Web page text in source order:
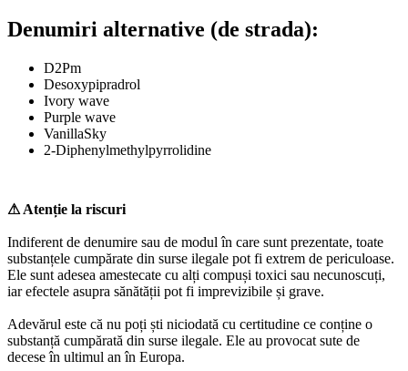
Denumiri alternative (de strada):
D2Pm
Desoxypipradrol
Ivory wave
Purple wave
VanillaSky
2-Diphenylmethylpyrrolidine
⚠ Atenție la riscuri
Indiferent de denumire sau de modul în care sunt prezentate, toate
substanțele cumpărate din surse ilegale pot fi extrem de periculoase.
Ele sunt adesea amestecate cu alți compuși toxici sau necunoscuți,
iar efectele asupra sănătății pot fi imprevizibile și grave.
Adevărul este că nu poți ști niciodată cu certitudine ce conține o
substanță cumpărată din surse ilegale. Ele au provocat sute de
decese în ultimul an în Europa.